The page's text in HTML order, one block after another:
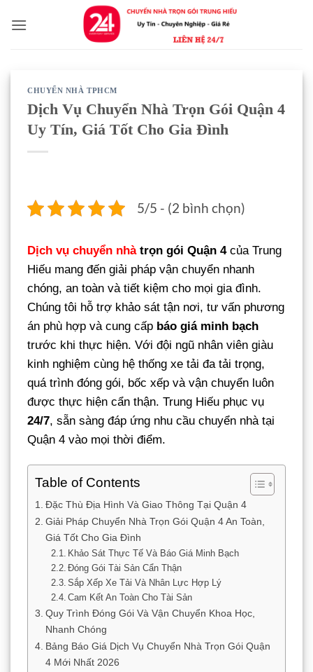
qua
CHUYỂN NHÀ TPHCM
Dịch Vụ Chuyển Nhà Trọn Gói Quận 4
Uy Tín, Giá Tốt Cho Gia Đình
5/5 - (2 bình chọn)
Dịch vụ chuyển nhàtrọn gói Quận 4của Trung
Hiếu mang đến giải pháp vận chuyển nhanh
chóng, an toàn và tiết kiệm cho mọi gia đình.
Chúng tôi hỗ trợ khảo sát tận nơi, tư vấn phương
án phù hợp và cung cấp báo giá minh bạch
trước khi thực hiện. Với đội ngũ nhân viên giàu
kinh nghiệm cùng hệ thống xe tải đa tải trọng,
quá trình đóng gói, bốc xếp và vận chuyển luôn
được thực hiện cẩn thận. Trung Hiếu phục vụ
24/7, sẵn sàng đáp ứng nhu cầu chuyển nhà tại
Quận 4 vào mọi thời điểm.
Table of Contents
Đặc Thù Địa Hình Và Giao Thông Tại Quận 4
Giải Pháp Chuyển Nhà Trọn Gói Quận 4 An Toàn,
Giá Tốt Cho Gia Đình
Khảo Sát Thực Tế Và Báo Giá Minh Bạch
Đóng Gói Tài Sản Cẩn Thận
Sắp Xếp Xe Tải Và Nhân Lực Hợp Lý
Cam Kết An Toàn Cho Tài Sản
Quy Trình Đóng Gói Và Vận Chuyển Khoa Học,
Nhanh Chóng
Bảng Báo Giá Dịch Vụ Chuyển Nhà Trọn Gói Quận
4 Mới Nhất 2026